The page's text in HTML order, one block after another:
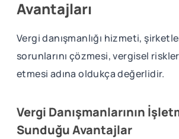
Avantajları
Vergi danışmanlığı hizmeti,
sorunlarını çözmesi, vergisel
etmesi adına oldukça değerlidir.
Vergi Danışmanlarının
Sunduğu Avantajlar